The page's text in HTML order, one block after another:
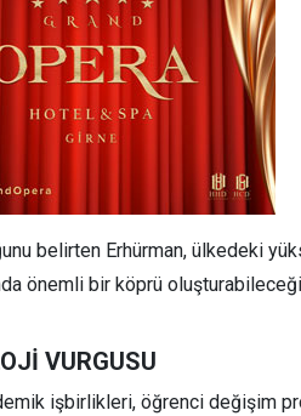
belirten Erhürman, ülkedeki
önemli bir köprü
VURGUSU
işbirlikleri, öğrenci değişim